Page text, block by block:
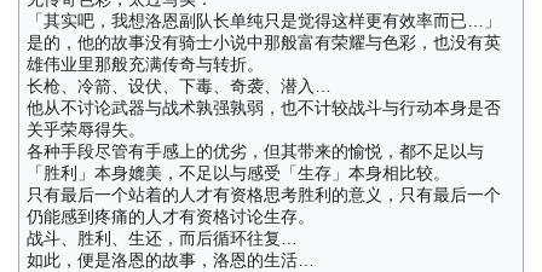
「其实吧，我想洛恩副队长单纯只是觉得这样更有效率而已…」
是的，他的故事没有骑士小说中那般富有荣耀与色彩，也没有英
雄伟业里那般充满传奇与转折。
长枪、冷箭、设伏、下毒、奇袭、潜入…
他从不讨论武器与战术孰强孰弱，也不计较战斗与行动本身是否
关乎荣辱得失。
各种手段尽管有手感上的优劣，但其带来的愉悦，都不足以与
「胜利」本身媲美，不足以与感受「生存」本身相比较。
只有最后一个站着的人才有资格思考胜利的意义，只有最后一个
仍能感到疼痛的人才有资格讨论生存。
战斗、胜利、生还，而后循环往复…
如此，便是洛恩的故事，洛恩的生活…